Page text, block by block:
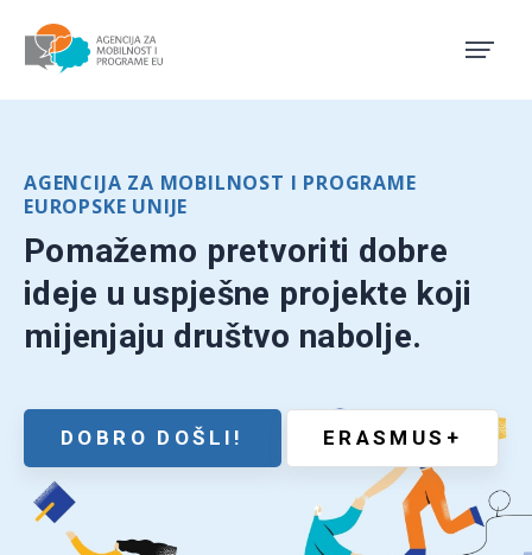
Agencija za mobilnost i
AGENCIJA ZA MOBILNOST I PROGRAME
EUROPSKE UNIJE
Pomažemo pretvoriti dobre
ideje u uspješne projekte koji
mijenjaju društvo nabolje.
DOBRO DOŠLI! ERASMUS+